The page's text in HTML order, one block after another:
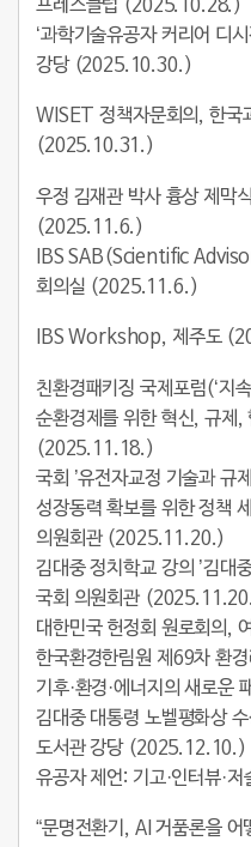
프레스클럽 (2025.10.28.)
‘과학기술유공자 커리어 디
강당 (2025.10.30.)
WISET 정책자문회의, 한국
(2025.10.31.)
우정 김재관 박사 흉상 제막
(2025.11.6.)
IBS SAB(Scientific
회의실 (2025.11.6.)
IBS Workshop, 제주도
친환경패키징 국제포럼(‘지
순환경제를 위한 혁신, 규제,
(2025.11.18.)
국회 ’유전자교정 기술과 규
성장동력 확보를 위한 정책
의원회관 (2025.11.20.)
김대중 정치학교 강의 ’김대
국회 의원회관
대한민국 헌정회 원로회의,
한국환경한림원 제69차 환
기후·환경·에너지의 새로
김대중 대통령 노벨평화상
도서관 강당 (2025.12.10.)
유공자 제언: 기고·인터뷰·저
“문명전환기, AI 거품론을 어